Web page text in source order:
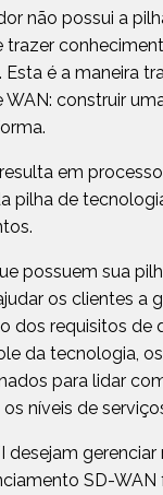
não possui a
trazer
é a maneira
construir
em
pilha de
possuem sua
os clientes a
dos requisitos de
da tecnologia,
para lidar
níveis de
desejam gerenciar
SD-WAN